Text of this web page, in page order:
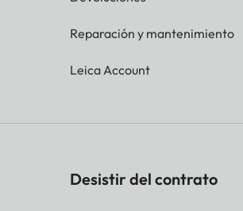
Reparación y mantenimiento
Leica Account
Desistir del contrato